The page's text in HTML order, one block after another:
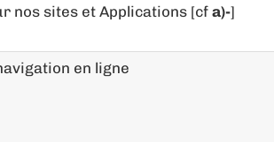
nos sites et Applications [cf a)-]
en ligne